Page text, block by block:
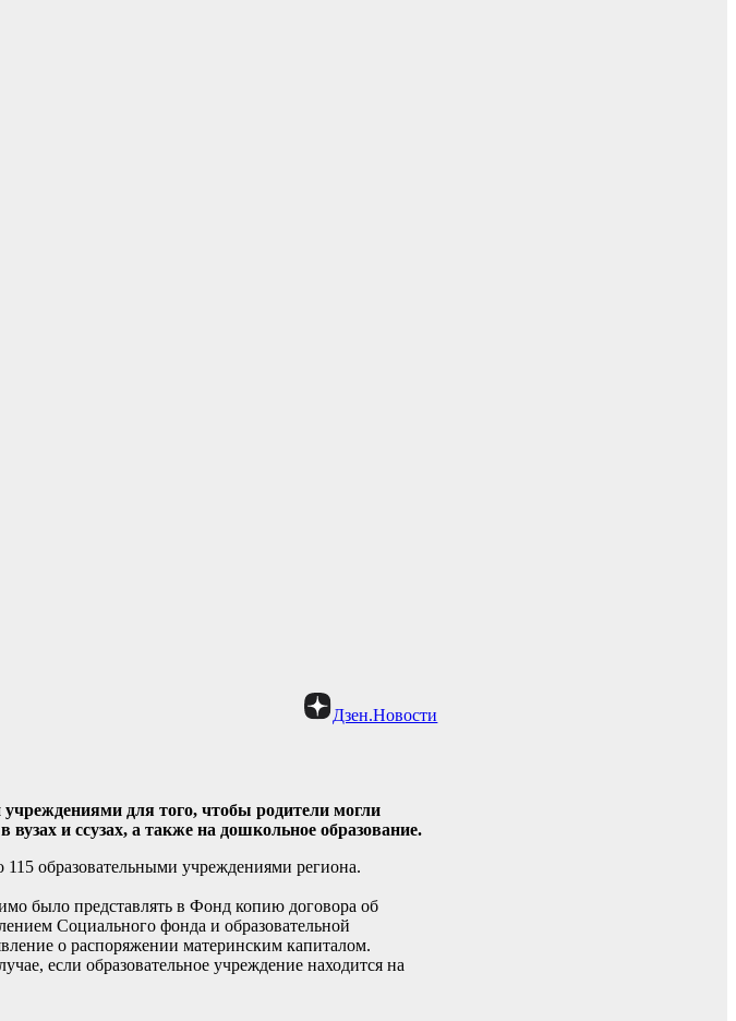
Дзен.Новости
для того, чтобы родители могли
и ссузах, а также на дошкольное образование.
образовательными учреждениями региона.
было представлять в Фонд копию договора об
Социального фонда и образовательной
о распоряжении материнским капиталом.
если образовательное учреждение находится на